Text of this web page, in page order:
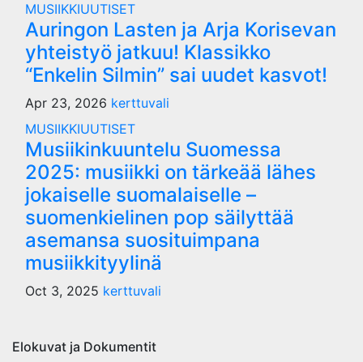
MUSIIKKIUUTISET
Auringon Lasten ja Arja Korisevan
yhteistyö jatkuu! Klassikko
“Enkelin Silmin” sai uudet kasvot!
Apr 23, 2026 kerttuvali
MUSIIKKIUUTISET
Musiikinkuuntelu Suomessa
2025: musiikki on tärkeää lähes
jokaiselle suomalaiselle –
suomenkielinen pop säilyttää
asemansa suosituimpana
musiikkityylinä
Oct 3, 2025 kerttuvali
Elokuvat ja Dokumentit